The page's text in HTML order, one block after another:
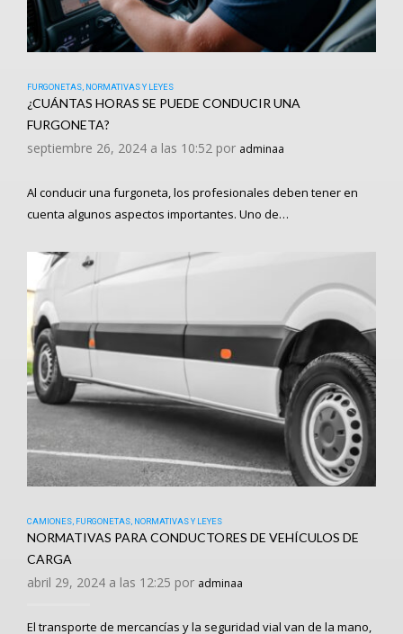
FURGONETAS NORMATIVAS Y LEYES
¿CUÁNTAS HORAS SE PUEDE CONDUCIR UNA
FURGONETA?
septiembre 26, 2024 a las 10:52 por adminaa
Al conducir una furgoneta, los profesionales deben tener en
cuenta algunos aspectos importantes. Uno de…
CAMIONES, FURGONETAS, NORMATIVAS Y LEYES
NORMATIVAS PARA CONDUCTORES DE VEHÍCULOS DE
CARGA
abril 29, 2024 a las 12:25 por adminaa
El transporte de mercancías y la seguridad vial van de la mano,